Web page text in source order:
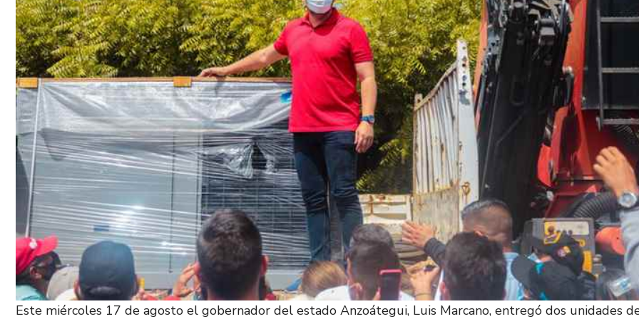
Este miércoles 17 de agosto el gobernador del estado Anzoátegui, Luis Marcano, entregó dos unidades